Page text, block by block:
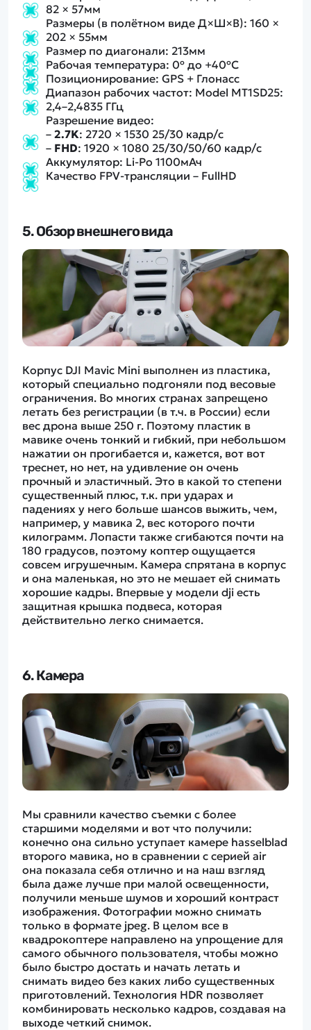
82 × 57мм
Размеры (в полётном виде Д×Ш×В): 160 ×
202 × 55мм
Размер по диагонали: 213мм
Рабочая температура: 0º до +40ºC
Позиционирование: GPS + Глонасс
Диапазон рабочих частот: Model MT1SD25:
2,4–2,4835 ГГц
Разрешение видео:
–2.7K: 2720 × 1530 25/30 кадр/с
– FHD: 1920 × 1080 25/30/50/60 кадр/с
Аккумулятор: Li-Po 1100мАч
Качество FPV-трансляции – FullHD
5. Обзор внешнего вида
Корпус DJI Mavic Mini выполнен из пластика,
который специально подгоняли под весовые
ограничения. Во многих странах запрещено
летать без регистрации (в т.ч. в России) если
вес дрона выше 250 г. Поэтому пластик в
мавике очень тонкий и гибкий, при небольшом
нажатии он прогибается и, кажется, вот вот
треснет, но нет, на удивление он очень
прочный и эластичный. Это в какой то степени
существенный плюс, т.к. при ударах и
падениях у него больше шансов выжить, чем,
например, у мавика 2, вес которого почти
килограмм. Лопасти также сгибаются почти на
180 градусов, поэтому коптер ощущается
совсем игрушечным. Камера спрятана в корпус
и она маленькая, но это не мешает ей снимать
хорошие кадры. Впервые у модели dji есть
защитная крышка подвеса, которая
действительно легко снимается.
6. Камера
Мы сравнили качество съемки с более
старшими моделями и вот что получили:
конечно она сильно уступает камере hasselblad
второго мавика, но в сравнении с серией air
она показала себя отлично и на наш взгляд
была даже лучше при малой освещенности,
получили меньше шумов и хороший контраст
изображения. Фотографии можно снимать
только в формате jpeg. В целом все в
квадрокоптере направлено на упрощение для
самого обычного пользователя, чтобы можно
было быстро достать и начать летать и
снимать видео без каких либо существенных
приготовлений. Технология HDR позволяет
комбинировать несколько кадров, создавая на
выходе четкий снимок.